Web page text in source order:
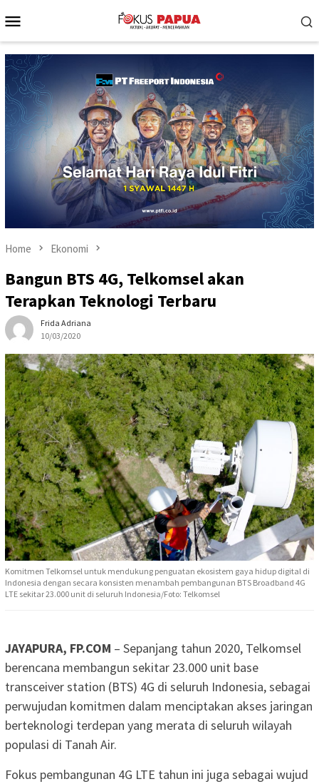
to
Menu
Home Ekonomi
Bangun BTS 4G, Telkomsel akan
Terapkan Teknologi Terbaru
Frida Adriana
10/03/2020
Komitmen Telkomsel untuk mendukung penguatan ekosistem gaya hidup digital di
Indonesia dengan secara konsisten menambah pembangunan BTS Broadband 4G
LTE sekitar 23.000 unit di seluruh Indonesia/Foto: Telkomsel
JAYAPURA, FP.COM – Sepanjang tahun 2020, Telkomsel
berencana membangun sekitar 23.000 unit base
transceiver station (BTS) 4G di seluruh Indonesia, sebagai
perwujudan komitmen dalam menciptakan akses jaringan
berteknologi terdepan yang merata di seluruh wilayah
populasi di Tanah Air.
Fokus pembangunan 4G LTE tahun ini juga sebagai wujud